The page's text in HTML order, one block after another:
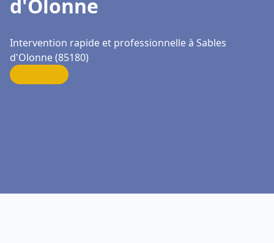
d'Olonne
Intervention rapide et professionnelle à Sables
d'Olonne (85180)